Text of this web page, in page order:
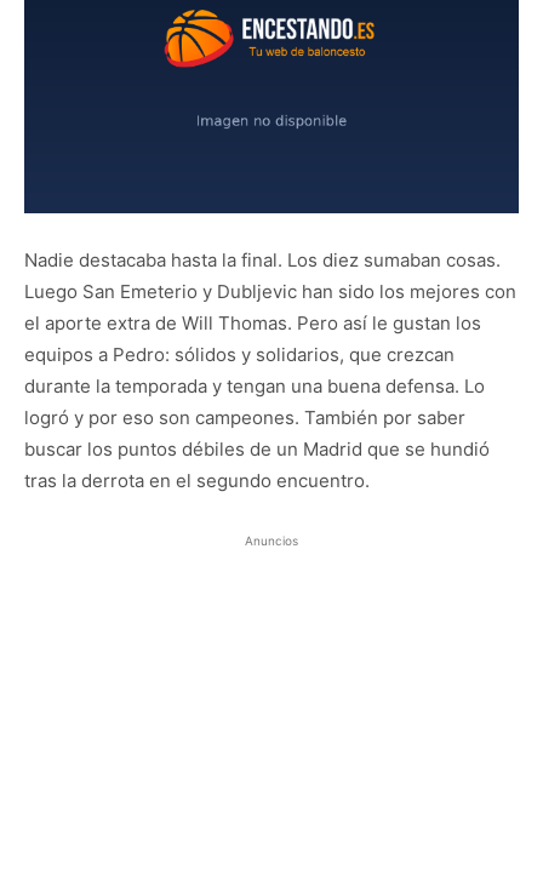
Nadie destacaba hasta la final. Los diez sumaban cosas.
Luego San Emeterio y Dubljevic han sido los mejores con
el aporte extra de Will Thomas. Pero así le gustan los
equipos a Pedro: sólidos y solidarios, que crezcan
durante la temporada y tengan una buena defensa. Lo
logró y por eso son campeones. También por saber
buscar los puntos débiles de un Madrid que se hundió
tras la derrota en el segundo encuentro.
Anuncios